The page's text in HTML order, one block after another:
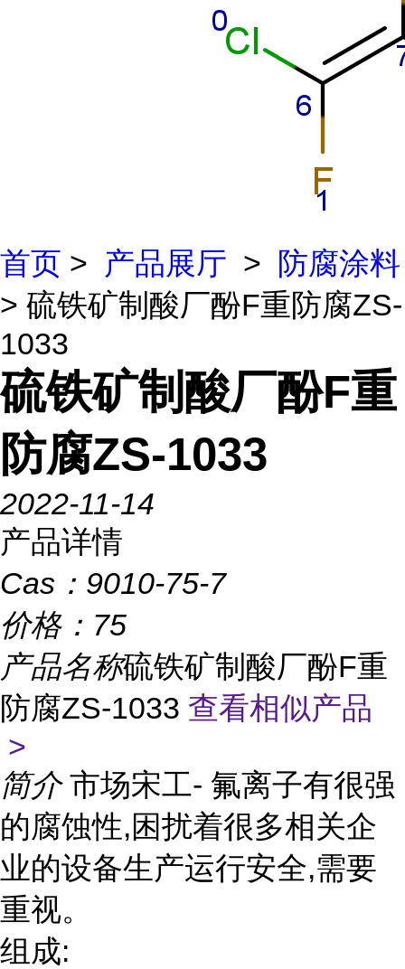
首页 > 产品展厅 >
防腐涂料
> 硫铁矿制酸厂酚F重防腐ZS-
1033
硫铁矿制酸厂酚F重
防腐ZS-1033
2022-11-14
产品详情
Cas： 9010-75-7
价格： 75
产品名称硫铁矿制酸厂酚F重
防腐ZS-1033 查看相似产品
>
简介 市场宋工- 氟离子有很强
的腐蚀性,困扰着很多相关企
业的设备生产运行安全,需要
重视。
组成: